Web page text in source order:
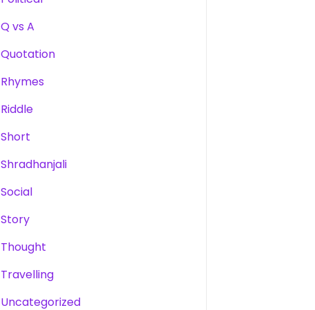
Q vs A
Quotation
Rhymes
Riddle
Short
Shradhanjali
Social
Story
Thought
Travelling
Uncategorized